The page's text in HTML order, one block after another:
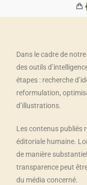
Dans le cadre de
des outils
étapes : recherche
reformulation,
d’illustrations.
Les contenus publiés
éditoriale humaine.
de manière
transparence peut
du média concerné.